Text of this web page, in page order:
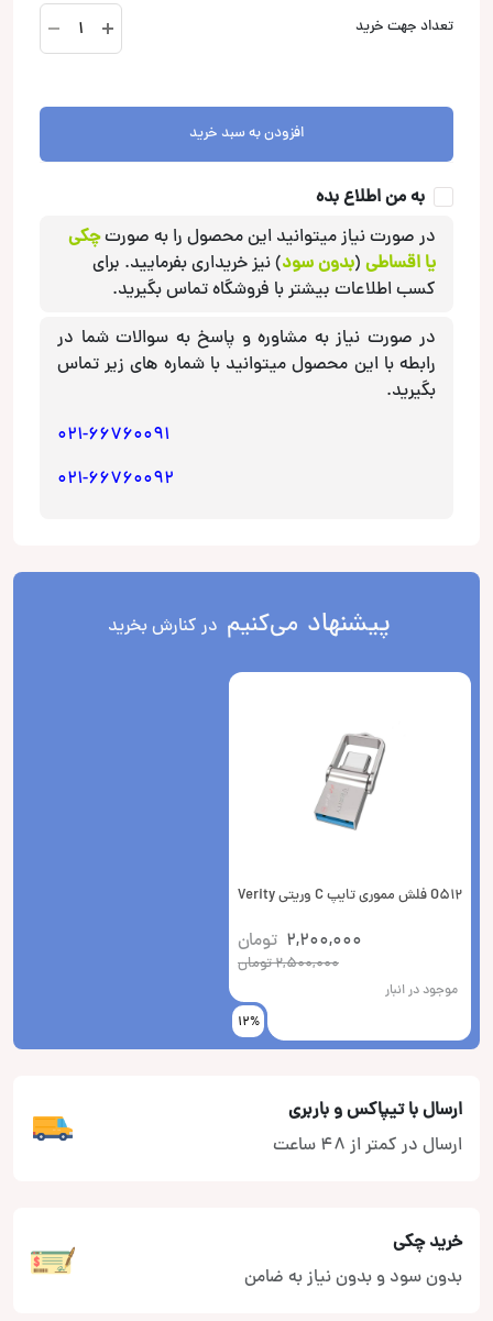
تعداد جهت خرید
XAV-
9000ES
افزودن به سبد خرید
به من اطلاع بده
در صورت نیاز میتوانید این محصول را به صورتچکی
یا اقساطی (بدون سود) نیز خریداری بفرمایید. برای
کسب اطلاعات بیشتر با فروشگاه تماس بگیرید.
در صورت نیاز به مشاوره و پاسخ به سوالات شما در
رابطه با این محصول میتوانید با شماره های زیر تماس
بگیرید.
021-66760091
021-66760092
پیشنهاد می‌کنیم در کنارش بخرید
12%
O512 فلش مموری تایپ C وریتی Verity
2,200,000 تومان
2,500,000تومان
موجود در انبار
ارسال با تیپاکس و باربری
ارسال در کمتر از 48 ساعت
خرید چکی
بدون سود و بدون نیاز به ضامن